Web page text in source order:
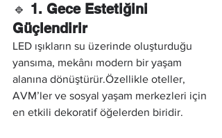
🔹 1. Gece Estetiğini
Güçlendirir
LED ışıkların su üzerinde oluşturduğu
yansıma, mekânı modern bir yaşam
alanına dönüştürür.Özellikle oteller,
AVM’ler ve sosyal yaşam merkezleri için
en etkili dekoratif öğelerden biridir.